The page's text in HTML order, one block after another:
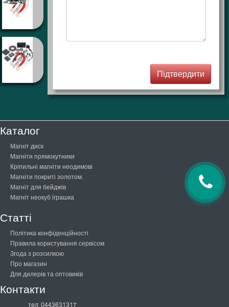
Каталог
Магніт диск
Магніти прямокутники
Кріпильні магніти неодимові
Магніти покриті золотом.
Магніт для бейджів
Магніт неокуб іграшка
Статті
Політика конфіденційності
Правила користування сервісом
Згода з розсилкою
Про магазин
Для дилерів та оптовиків
Контакти
тел 0443631317